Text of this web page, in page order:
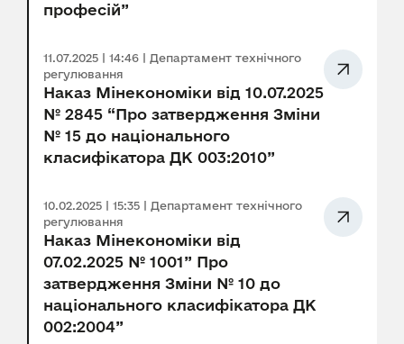
професій”
11.07.2025 | 14:46 | Департамент технічного
регулювання
Наказ Мінекономіки від 10.07.2025
№ 2845 “Про затвердження Зміни
№ 15 до національного
класифікатора ДК 003:2010”
10.02.2025 | 15:35 | Департамент технічного
регулювання
Наказ Мінекономіки від
07.02.2025 № 1001” Про
затвердження Зміни № 10 до
національного класифікатора ДК
002:2004”